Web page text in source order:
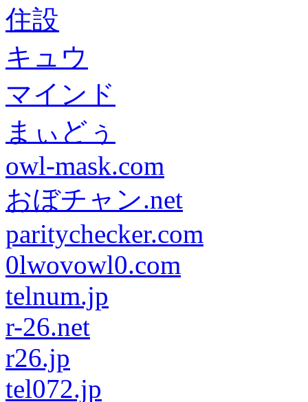
住設
キュウ
マインド
まぃどぅ
owl-mask.com
おぼチャン.net
paritychecker.com
0lwovowl0.com
telnum.jp
r-26.net
r26.jp
tel072.jp